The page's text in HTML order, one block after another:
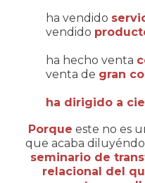
ha vendido
vendido
ha hecho venta
venta de gran
ha dirigido a
Porque este no es
que acaba
seminario de
relacional del